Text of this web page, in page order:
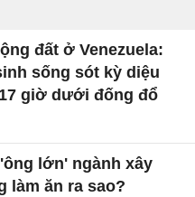
đất ở Venezuela:
sống sót kỳ diệu
giờ dưới đống đổ
lớn' ngành xây
làm ăn ra sao?